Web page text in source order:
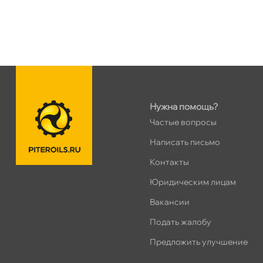
Нужна помощь?
Частые вопросы
Написать письмо
Контакты
Юридическим лицам
акансии
Подать жалобу
Предложить улучшение